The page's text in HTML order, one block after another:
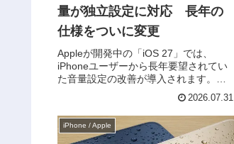
量が独立設定に対応 長年の
仕様をついに変更
Appleが開発中の「iOS 27」では、
iPhoneユーザーから長年要望されてい
た音量設定の改善が導入されます。こ
れまでiPhoneでは、アラーム音量と着
信音量が連動しており、夜間に着信音
を小さく設定すると、アラームの音量
まで下がってしま...
2026.07.31
iPhone / Apple